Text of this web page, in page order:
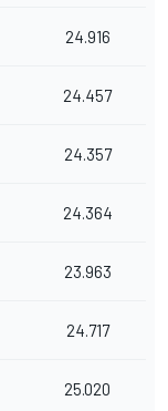
24.916
24.457
24.357
24.364
23.963
24.717
25.020